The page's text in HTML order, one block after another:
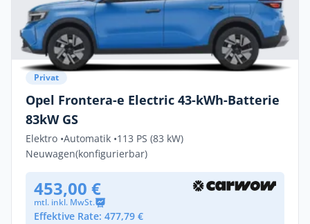
Privat
Opel Frontera-e Electric 43-kWh-Batterie
83kW GS
Elektro •Automatik •113 PS (83 kW)
Neuwagen(konfigurierbar)
453,00 €
mtl. inkl. MwSt.
Effektive Rate: 477,79 €